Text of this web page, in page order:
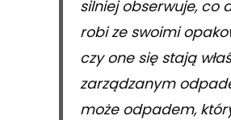
silniej obserwuje, co
robi ze swoimi
czy one się stają
zarządzanym
może odpadem,